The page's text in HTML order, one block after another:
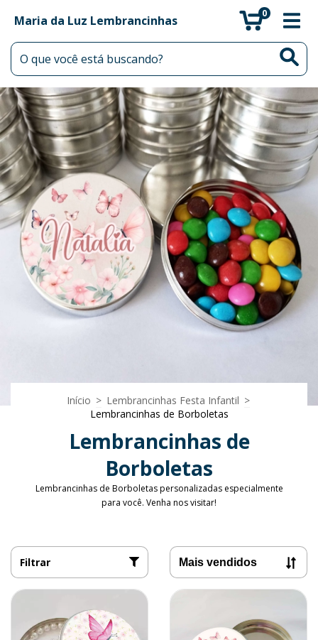
Maria da Luz Lembrancinhas 0
Início > Lembrancinhas Festa Infantil >
Lembrancinhas de Borboletas
Lembrancinhas de
Borboletas
Lembrancinhas de Borboletas personalizadas especialmente
para você. Venha nos visitar!
Filtrar